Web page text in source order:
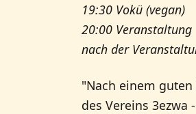
19:30 Vokü (vegan)
20:00 Veranstaltung
nach der
"Nach einem
des Vereins